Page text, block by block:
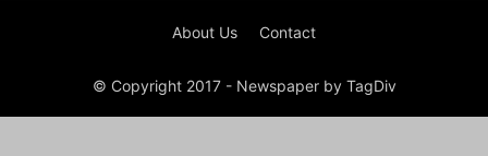
About Us Contact
© Copyright 2017 - Newspaper by TagDiv